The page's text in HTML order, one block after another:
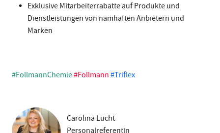
Exklusive Mitarbeiterrabatte auf Produkte und
Dienstleistungen von namhaften Anbietern und
Marken
#FollmannChemie#Follmann #Triflex
Carolina Lucht
Personalreferentin